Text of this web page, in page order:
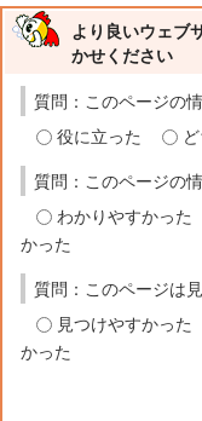
より良いウェブ
かせください
質問：このページの
役に立った
質問：このページの
わかりやすかった
かった
質問：このページは
見つけやすかった
かった